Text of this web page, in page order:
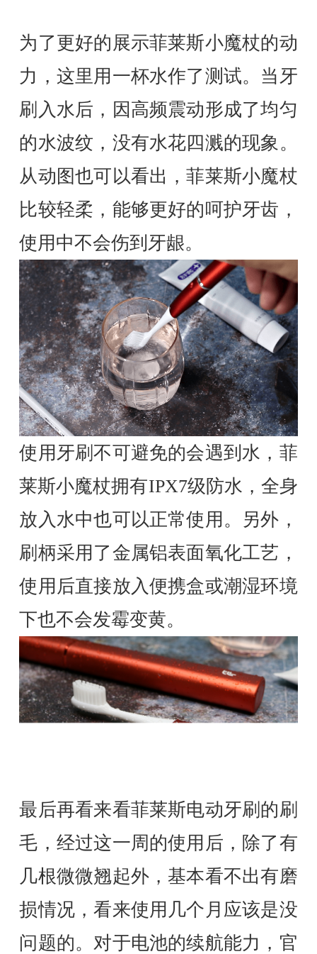
为了更好的展示菲莱斯小魔杖的动
力，这里用一杯水作了测试。当牙
刷入水后，因高频震动形成了均匀
的水波纹，没有水花四溅的现象。
从动图也可以看出，菲莱斯小魔杖
比较轻柔，能够更好的呵护牙齿，
使用中不会伤到牙龈。
使用牙刷不可避免的会遇到水，菲
莱斯小魔杖拥有IPX7级防水，全身
放入水中也可以正常使用。另外，
刷柄采用了金属铝表面氧化工艺，
使用后直接放入便携盒或潮湿环境
下也不会发霉变黄。
最后再看来看菲莱斯电动牙刷的刷
毛，经过这一周的使用后，除了有
几根微微翘起外，基本看不出有磨
损情况，看来使用几个月应该是没
问题的。对于电池的续航能力，官